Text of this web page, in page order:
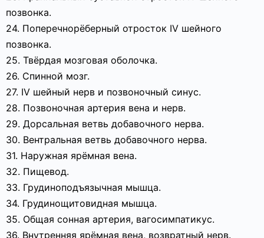
позвонка.
24. Поперечнорёберный отросток IV шейного
позвонка.
25. Твёрдая мозговая оболочка.
26. Спинной мозг.
27. IV шейный нерв и позвоночный синус.
28. Позвоночная артерия вена и нерв.
29. Дорсальная ветвь добавочного нерва.
30. Вентральная ветвь добавочного нерва.
31. Наружная ярёмная вена.
32. Пищевод.
33. Грудиноподъязычная мышца.
34. Грудинощитовидная мышца.
35. Общая сонная артерия, вагосимпатикус.
36. Внутренняя ярёмная вена, возвратный нерв.